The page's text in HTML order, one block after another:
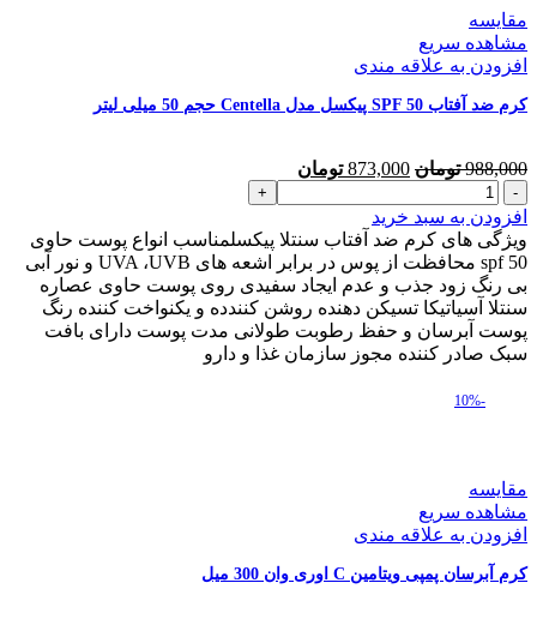
مقایسه
مشاهده سریع
افزودن به علاقه مندی
کرم ضد آفتاب SPF 50 پیکسل مدل Centella حجم 50 میلی لیتر
988,000 تومان قیمت
بود.
873,000 تومان
فعلی
است.
کرم
ضد
آفتاب
SPF
50
پیکسل
مدل
Centella
میلی
افزودن به سبد خرید
ویژگی های کرم ضد آفتاب سنتلا پیکسلمناسب انواع پوست حاوی
spf 50 محافظت از پوس در برابر اشعه های UVA ،UVB و نور آبی
بی رنگ زود جذب و عدم ایجاد سفیدی روی پوست حاوی عصاره
سنتلا آسیاتیکا تسیکن دهنده روشن کنندده و یکنواخت کننده رنگ
پوست آبرسان و حفظ رطوبت طولانی مدت پوست دارای بافت
سبک صادر کننده مجوز سازمان غذا و دارو
-10%
مقایسه
مشاهده سریع
افزودن به علاقه مندی
کرم آبرسان پمپی ویتامین C اوری وان 300 میل